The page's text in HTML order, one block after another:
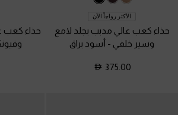
الأكثر رواجاً الآن
حذاء كعب عالي مدبب بجلد لامع
وسير خلفي - أسود براق
375.00
حذاء كعب